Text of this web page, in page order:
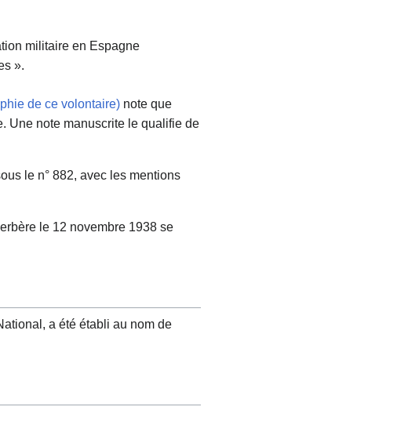
militaire en Espagne
».
de ce volontaire) note que
Une note manuscrite le qualifie de
le n° 882, avec les mentions
le 12 novembre 1938 se
a été établi au nom de